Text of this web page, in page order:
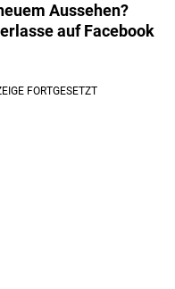
Aussehen?
auf Facebook